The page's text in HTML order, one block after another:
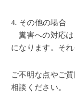
4. その他の場合
糞害への対応は
になります。そ
ご不明な点やご
相談ください。